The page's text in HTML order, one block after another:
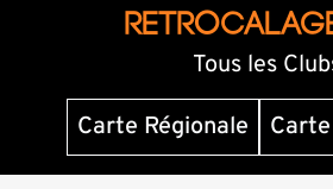
Tous les
Carte Régionale